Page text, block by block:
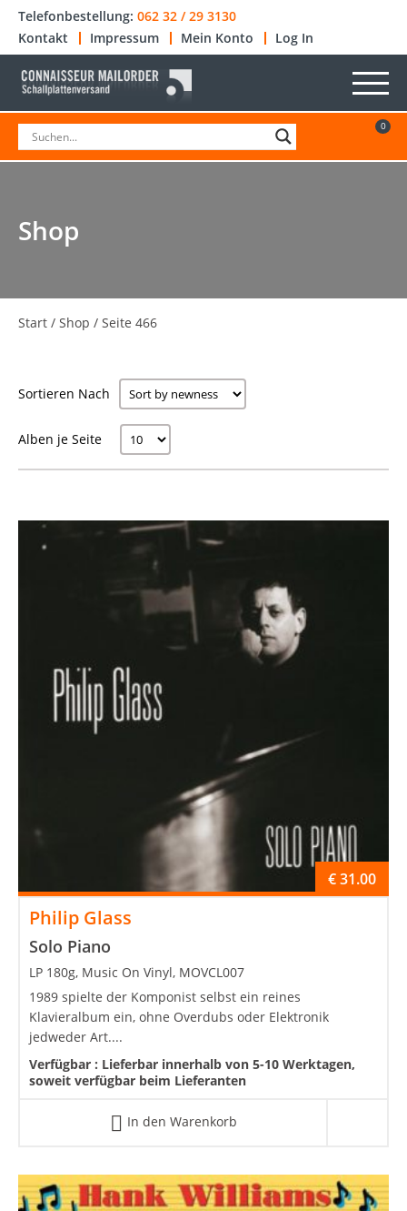
Telefonbestellung: 062 32 / 29 3130
Kontakt
Impressum Mein Konto Log In
0
Shop
Start / Shop / Seite 466
Sortieren Nach
Alben je Seite
Philip Glass
Solo Piano
€31.00
LP 180g, Music On Vinyl, MOVCL007
1989 spielte der Komponist selbst ein reines
Klavieralbum ein, ohne Overdubs oder Elektronik
jedweder Art....
Verfügbar : Lieferbar innerhalb von 5-10 Werktagen,
soweit verfügbar beim Lieferanten
In den Warenkorb